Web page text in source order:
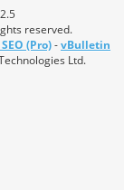
reserved.
(Pro)-vBulletin
Ltd.